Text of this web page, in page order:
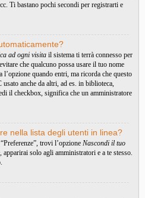
Ti bastano pochi secondi per registrarti e
ad ogni visita il sistema ti terrà connesso per
che qualcuno possa usare il tuo nome
l’opzione quando entri, ma ricorda che questo
anche da altri, ad es. in biblioteca,
il checkbox, significa che un amministratore
nella lista degli utenti in linea?
trovi l’opzione Nascondi il tuo
apparirai solo agli amministratori e a te stesso.